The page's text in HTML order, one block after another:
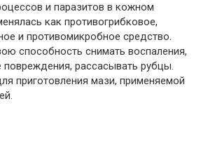
и паразитов в кожном
как противогрибковое,
и противомикробное средство.
способность снимать воспаления,
рассасывать рубцы.
приготовления мази, применяемой